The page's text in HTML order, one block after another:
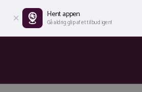
Hent appen
Gå aldrig glip af et tilbud igen!